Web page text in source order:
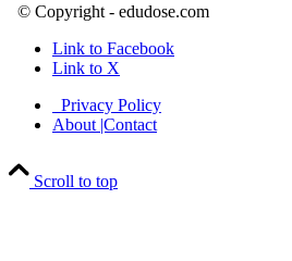
April 9, 2026
नासा का आर्टेमिस-2 मिशन: मनुष्य
पहुंचा
April 7, 2026
© Copyright - edudose.com
Link to Facebook
Link to X
Privacy Policy
About |Contact
Scroll to top